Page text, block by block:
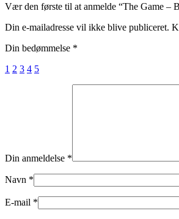
antal
Vær den første til at anmelde “The Game
Din e-mailadresse vil ikke blive publiceret.
Din bedømmelse *
1 2 3 4 5
Din anmeldelse *
Navn *
E-mail *